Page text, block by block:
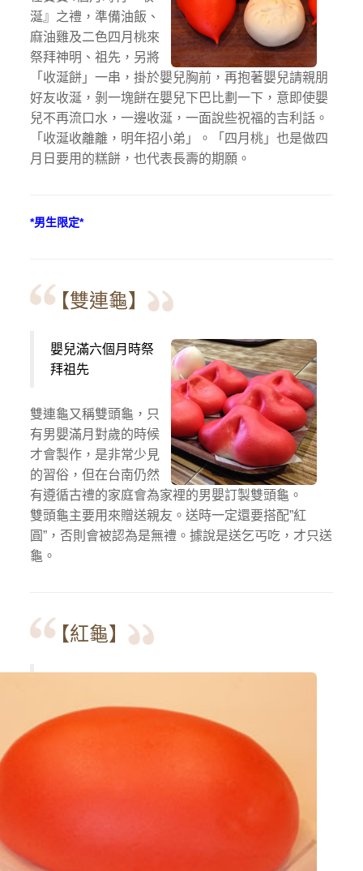
涎』之禮，準備油飯、
麻油雞及二色四月桃來
祭拜神明、祖先，另將
「收涎餅」一串，掛於嬰兒胸前，再抱著嬰兒請親朋
好友收涎，剝一塊餅在嬰兒下巴比劃一下，意即使嬰
兒不再流口水，一邊收涎，一面說些祝福的吉利話。
「收涎收離離，明年招小弟」。「四月桃」也是做四
月日要用的糕餅，也代表長壽的期願。
*男生限定*
【雙連龜】
嬰兒滿六個月時祭
拜祖先
雙連龜又稱雙頭龜，只
有男嬰滿月對歲的時候
才會製作，是非常少見
的習俗，但在台南仍然
有遵循古禮的家庭會為家裡的男嬰訂製雙頭龜。
雙頭龜主要用來贈送親友。送時一定還要搭配”紅
圓”，否則會被認為是無禮。據說是送乞丐吃，才只送
龜。
【紅龜】